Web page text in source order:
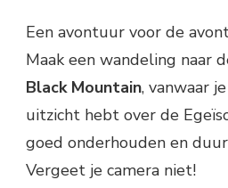
Een avontuur voor de
Maak een wandeling naar
Black Mountain, vanwaar
uitzicht hebt over de
goed onderhouden en
Vergeet je camera niet!